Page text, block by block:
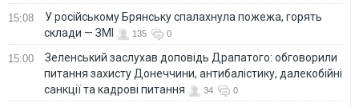
15:08
У російському Брянську спалахнула пожежа, горять
склади — ЗМІ
135 0
15:00
Зеленський заслухав доповідь Драпатого: обговорили
питання захисту Донеччини, антибалістику, далекобійні
санкції та кадрові питання
34 0